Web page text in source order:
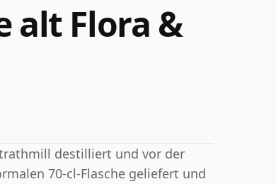
alt Flora &
destilliert und vor der
70-cl-Flasche geliefert und